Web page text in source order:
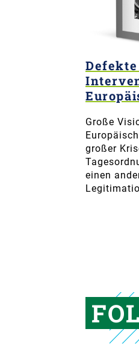
Große
großer
einen